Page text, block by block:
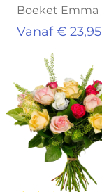
Boeket Emma
Vanaf € 23,95